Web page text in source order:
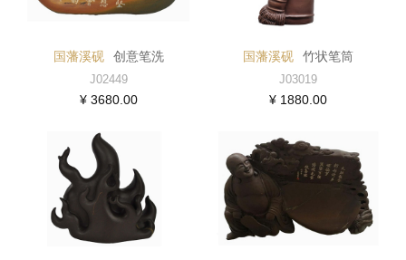
国藩溪砚 创意笔洗
J02449
¥ 3680.00
国藩溪砚 竹状笔筒
J03019
¥ 1880.00